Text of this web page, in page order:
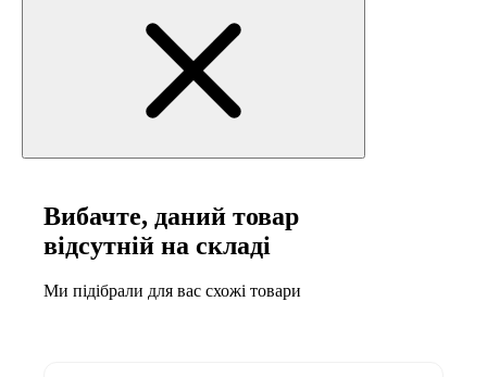
Письмові та комп'ютерні столи
Офісні крісла та стільці
кемпінгу
Вибачте, даний товар
відсутній на складі
Ми підібрали для вас схожі товари